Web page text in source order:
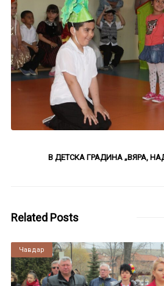
В ДЕТСКА ГРАДИНА „ВЯРА,
Related Posts
Чавдар